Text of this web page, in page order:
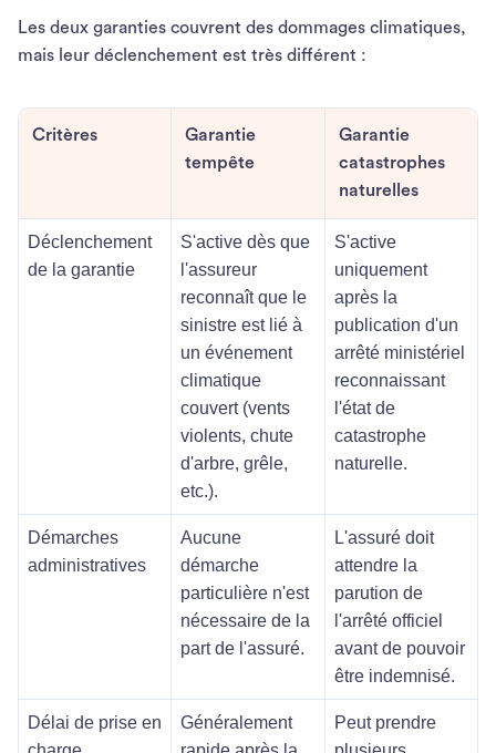
Les deux garanties couvrent des dommages climatiques,
mais leur déclenchement est très différent :
Critères
Garantie
tempête
Garantie
catastrophes
naturelles
Déclenchement
de la garantie
S'active dès que
l'assureur
reconnaît que le
sinistre est lié à
un événement
climatique
couvert (vents
violents, chute
d'arbre, grêle,
etc.).
S'active
uniquement
après la
publication d'un
arrêté ministériel
reconnaissant
l'état de
catastrophe
naturelle.
Démarches
administratives
Aucune
démarche
particulière n'est
nécessaire de la
part de l'assuré.
L'assuré doit
attendre la
parution de
l'arrêté officiel
avant de pouvoir
être indemnisé.
Délai de prise en
Généralement
Peut prendre